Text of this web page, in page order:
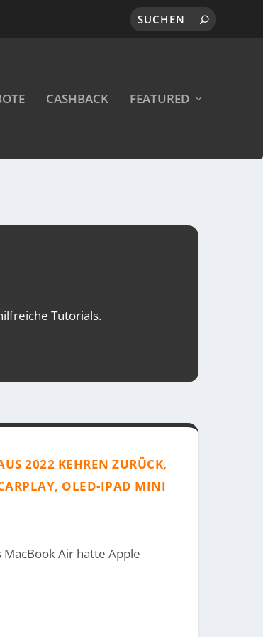
CASHBACK FEATURED
Tutorials.
2022 KEHREN ZURÜCK,
OLED-IPAD MINI
Air hatte Apple